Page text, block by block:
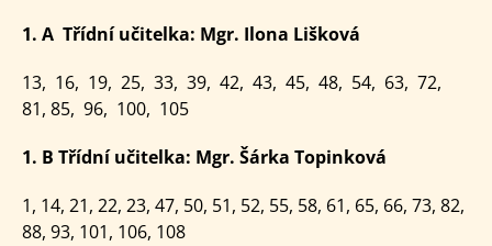
1. A Třídní učitelka: Mgr. Ilona Lišková
13, 16, 19, 25, 33, 39, 42, 43, 45, 48, 54, 63, 72,
81, 85, 96, 100, 105
1. B Třídní učitelka: Mgr. Šárka Topinková
1, 14, 21, 22, 23, 47, 50, 51, 52, 55, 58, 61, 65, 66, 73, 82,
88, 93, 101, 106, 108